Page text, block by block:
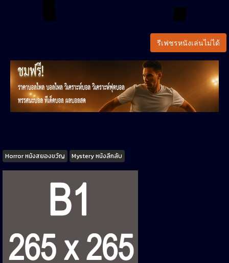
รีเฟชรหนังเล่นไม่ได้
Tags
Horror หนังสยองขวัญ Mystery หนังลึกลับ